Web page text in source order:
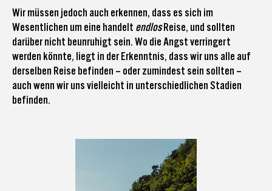
Wir müssen jedoch auch erkennen, dass es sich im
Wesentlichen um eine handelt endlosReise, und sollten
darüber nicht beunruhigt sein. Wo die Angst verringert
werden könnte, liegt in der Erkenntnis, dass wir uns alle auf
derselben Reise befinden – oder zumindest sein sollten –
auch wenn wir uns vielleicht in unterschiedlichen Stadien
befinden.